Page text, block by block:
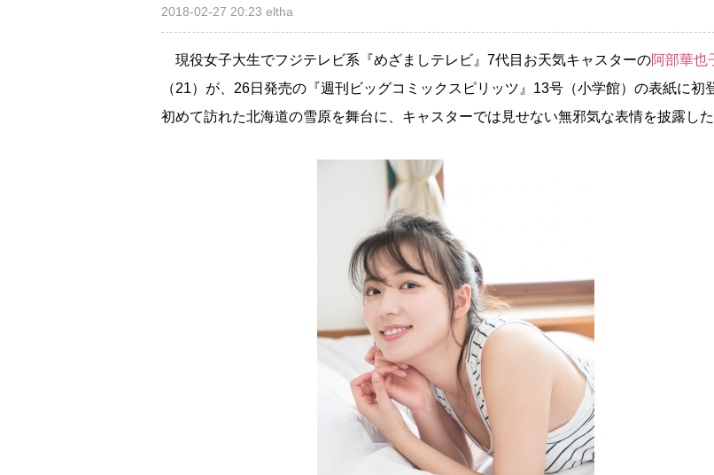
2018-02-27 20:23 eltha
現役女子大生でフジテレビ系『めざましテレビ』7代目お天気キャスターの阿部華也
（21）が、26日発売の『週刊ビッグコミックスピリッツ』13号（小学館）の表紙に初
初めて訪れた北海道の雪原を舞台に、キャスターでは見せない無邪気な表情を披露した